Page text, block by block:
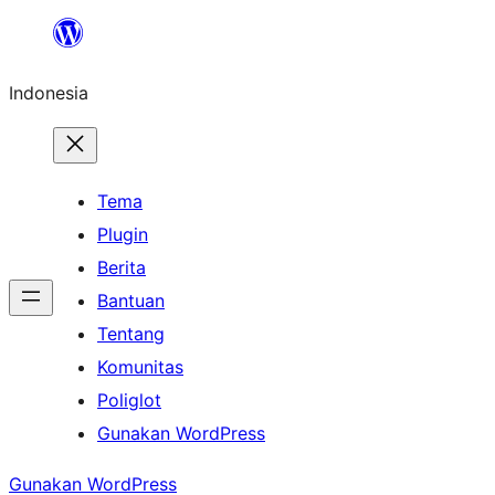
Lewati
konten
Indonesia
Tema
Plugin
Berita
Bantuan
Tentang
Komunitas
Poliglot
Gunakan WordPress
Gunakan WordPress